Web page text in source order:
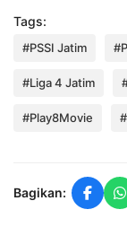
Tags:
#PSSI Jatim
#Liga 4 Jatim
#Play8Movie
Bagikan: